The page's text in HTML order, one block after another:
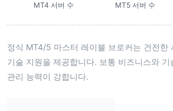
MT4 서버 수 MT5 서버 수
정식 MT4/5 마스터 레이블 브로커는 건전한
기술 지원을 제공합니다. 보통 비즈니스와 기
관리 능력이 강합니다.